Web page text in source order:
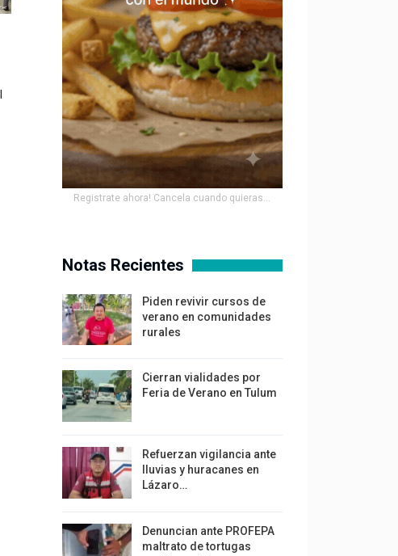
Registrate ahora! Cancela cuando quieras...
Notas Recientes
Piden revivir cursos de
verano en comunidades
rurales
Cierran vialidades por
Feria de Verano en Tulum
Refuerzan vigilancia ante
lluvias y huracanes en
Lázaro…
Denuncian ante PROFEPA
maltrato de tortugas